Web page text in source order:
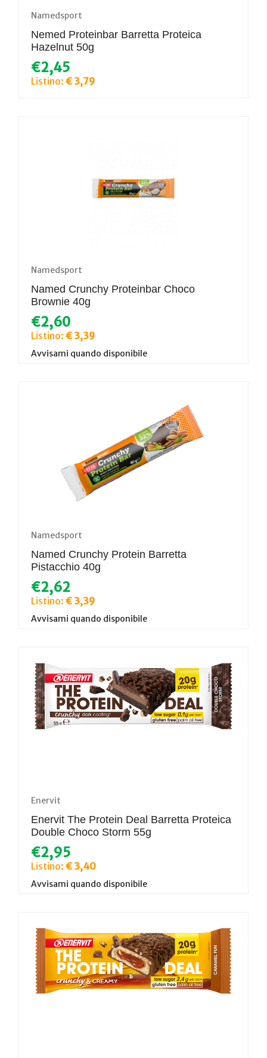
Namedsport
Nemed Proteinbar Barretta Proteica
Hazelnut 50g
€2,45
Listino: € 3,79
Namedsport
Named Crunchy Proteinbar Choco
Brownie 40g
€2,60
Listino: € 3,39
Avvisami quando disponibile
Namedsport
Named Crunchy Protein Barretta
Pistacchio 40g
€2,62
Listino: € 3,39
Avvisami quando disponibile
Enervit
Enervit The Protein Deal Barretta Proteica
Double Choco Storm 55g
€2,95
Listino: € 3,40
Avvisami quando disponibile